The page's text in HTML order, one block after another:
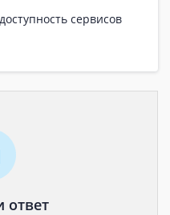
сервисов
ответ